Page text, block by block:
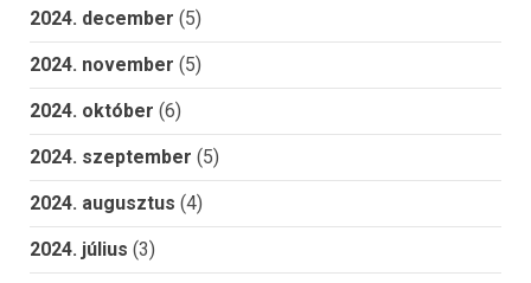
2024. december (5)
2024. november (5)
2024. október (6)
2024. szeptember (5)
2024. augusztus (4)
2024. július (3)